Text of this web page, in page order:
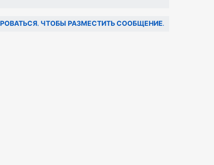
ЧТОБЫ РАЗМЕСТИТЬ СООБЩЕНИЕ.